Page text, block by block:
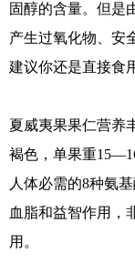
固醇的含量。但是
产生过氧化物、安
建议你还是直接食
夏威夷果果仁营养
褐色，单果重
人体必需的8种氨
血脂和益智作用，
用。